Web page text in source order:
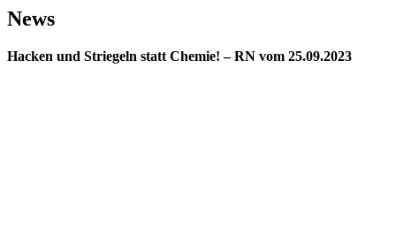
News
Hacken und Striegeln statt Chemie! – RN vom 25.09.2023